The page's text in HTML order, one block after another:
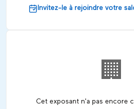
Invitez-le à rejoindre votre
🏢
Cet exposant n'a pas encore